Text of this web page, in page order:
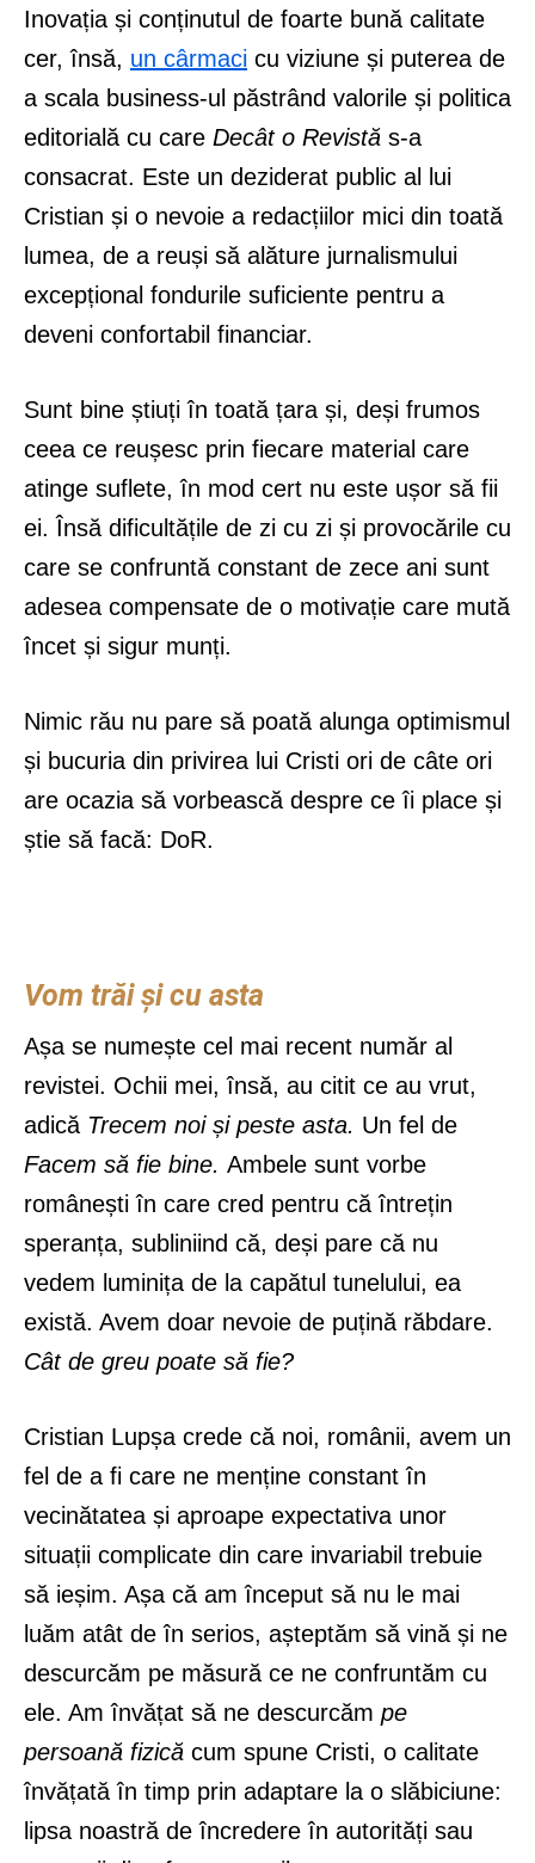
Inovația și conținutul de foarte bună calitate
cer, însă, un cârmaci cu viziune și puterea de
a scala business-ul păstrând valorile și politica
editorială cu care Decât o Revistă s-a
consacrat. Este un deziderat public al lui
Cristian și o nevoie a redacțiilor mici din toată
lumea, de a reuși să alăture jurnalismului
excepțional fondurile suficiente pentru a
deveni confortabil financiar.
Sunt bine știuți în toată țara și, deși frumos
ceea ce reușesc prin fiecare material care
atinge suflete, în mod cert nu este ușor să fii
ei. Însă dificultățile de zi cu zi și provocările cu
care se confruntă constant de zece ani sunt
adesea compensate de o motivație care mută
încet și sigur munți.
Nimic rău nu pare să poată alunga optimismul
și bucuria din privirea lui Cristi ori de câte ori
are ocazia să vorbească despre ce îi place și
știe să facă: DoR.
Vom trăi și cu asta
Așa se numește cel mai recent număr al
revistei. Ochii mei, însă, au citit ce au vrut,
adică Trecem noi și peste asta. Un fel de
Facem să fie bine. Ambele sunt vorbe
românești în care cred pentru că întrețin
speranța, subliniind că, deși pare că nu
vedem luminița de la capătul tunelului, ea
există. Avem doar nevoie de puțină răbdare.
Cât de greu poate să fie?
Cristian Lupșa crede că noi, românii, avem un
fel de a fi care ne menține constant în
vecinătatea și aproape expectativa unor
situații complicate din care invariabil trebuie
să ieșim. Așa că am început să nu le mai
luăm atât de în serios, așteptăm să vină și ne
descurcăm pe măsură ce ne confruntăm cu
ele. Am învățat să ne descurcăm pe
persoană fizică cum spune Cristi, o calitate
învățată în timp prin adaptare la o slăbiciune:
lipsa noastră de încredere în autorități sau